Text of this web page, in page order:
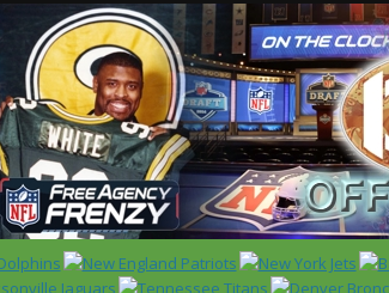
Football Américain (Foot US)